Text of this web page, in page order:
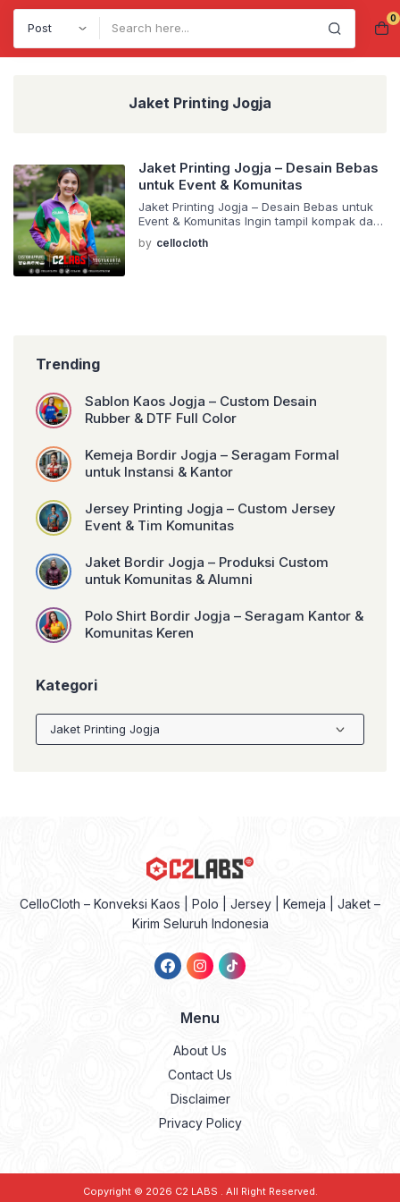
0
Jaket Printing Jogja
Jaket Printing Jogja – Desain Bebas
untuk Event & Komunitas
Jaket Printing Jogja – Desain Bebas untuk
Event & Komunitas Ingin tampil kompak dan
kegiatan sekolah? Jaket printing custom
by cellocloth
Trending
Sablon Kaos Jogja – Custom Desain
Rubber & DTF Full Color
Kemeja Bordir Jogja – Seragam Formal
untuk Instansi & Kantor
Jersey Printing Jogja – Custom Jersey
Event & Tim Komunitas
Jaket Bordir Jogja – Produksi Custom
untuk Komunitas & Alumni
Polo Shirt Bordir Jogja – Seragam Kantor &
Komunitas Keren
Kategori
Kategori
CelloCloth – Konveksi Kaos | Polo | Jersey | Kemeja | Jaket –
Kirim Seluruh Indonesia
Menu
About Us
Contact Us
Disclaimer
Privacy Policy
Copyright © 2026 C2 LABS . All Right Reserved.